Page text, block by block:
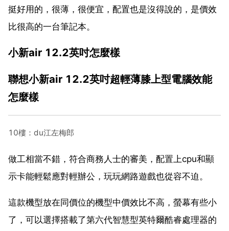
挺好用的，很薄，很便宜，配置也是沒得說的，是價效
比很高的一台筆記本。
小新air 12.2英吋怎麼樣
聯想小新air 12.2英吋超輕薄膝上型電腦效能
怎麼樣
10樓：du江左梅郎
做工相當不錯，符合商務人士的審美，配置上cpu和顯
示卡能輕鬆應對輕辦公，玩玩網路遊戲也從容不迫。
這款機型放在同價位的機型中價效比不高，螢幕有些小
了，可以選擇搭載了第六代智慧型英特爾酷睿處理器的